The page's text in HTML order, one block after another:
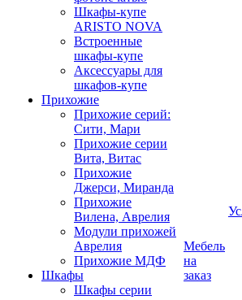
Шкафы-купе
ARISTO NOVA
Встроенные
шкафы-купе
Аксессуары для
шкафов-купе
Прихожие
Прихожие серий:
Сити, Мари
Прихожие серии
Вита, Витас
Прихожие
Джерси, Миранда
Прихожие
Вилена, Аврелия
Модули прихожей
Аврелия
Прихожие МДФ
Шкафы
Шкафы серии
Мебель
на
заказ